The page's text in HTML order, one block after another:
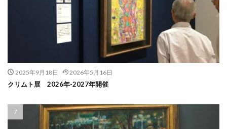
2025年9月18日 2026年5月16日
クリムト展 2026年-2027年開催